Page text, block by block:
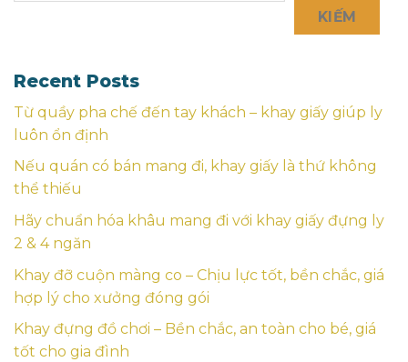
KIẾM
Recent Posts
Từ quầy pha chế đến tay khách – khay giấy giúp ly
luôn ổn định
Nếu quán có bán mang đi, khay giấy là thứ không
thể thiếu
Hãy chuẩn hóa khâu mang đi với khay giấy đựng ly
2 & 4 ngăn
Khay đỡ cuộn màng co – Chịu lực tốt, bền chắc, giá
hợp lý cho xưởng đóng gói
Khay đựng đồ chơi – Bền chắc, an toàn cho bé, giá
tốt cho gia đình